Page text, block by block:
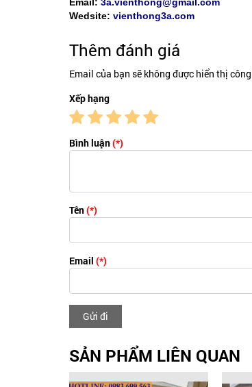
Wedsite: vienthong3a.com
Thêm đánh giá
Email của bạn sẽ không được hiển thị
Xếp hạng
Bình luận(*)
Tên(*)
Email (*)
Gửi đi
SẢN PHẨM LIÊN QUAN